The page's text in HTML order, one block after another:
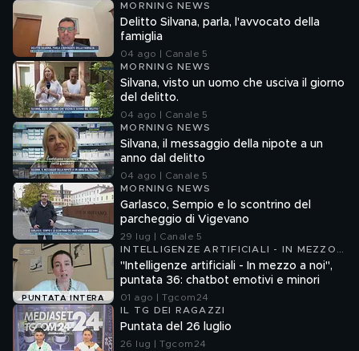
MORNING NEWS
Delitto Silvana, parla, l'avvocato della
famiglia
04 ago | Canale 5
MORNING NEWS
Silvana, visto un uomo che usciva il giorno
del delitto.
04 ago | Canale 5
MORNING NEWS
Silvana, il messaggio della nipote a un
anno dal delitto
04 ago | Canale 5
MORNING NEWS
Garlasco, Sempio e lo scontrino del
parcheggio di Vigevano
29 lug | Canale 5
PUNTATA INTERA
INTELLIGENZE ARTIFICIALI - IN MEZZO
A NOI
"Intelligenze artificiali - In mezzo a noi",
puntata 36: chatbot emotivi e minori
01 ago | Tgcom24
IL TG DEI RAGAZZI
Puntata del 26 luglio
26 lug | Tgcom24